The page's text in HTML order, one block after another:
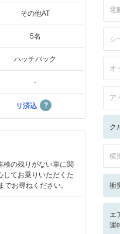
その他AT
5名
ハッチバック
-
リ済込
検の残りがない車に関
てお乗りいただくた
お尋ねください。
電
シ
オ
ア
ク
横
衝
エ
運